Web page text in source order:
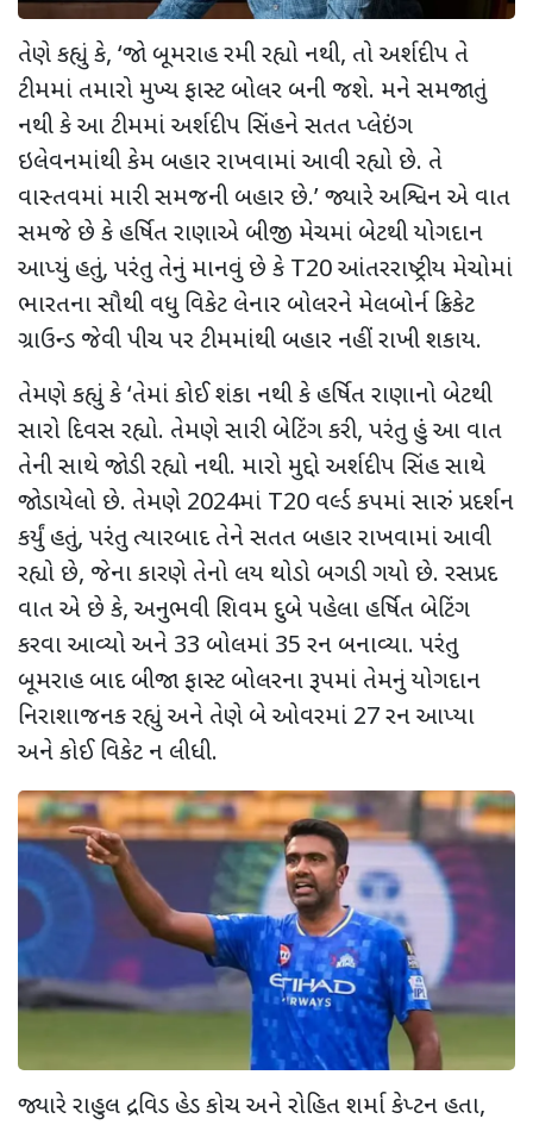
તેણે કહ્યું કે, ‘જો બૂમરાહ રમી રહ્યો નથી, તો અર્શદીપ તે
ટીમમાં તમારો મુખ્ય ફાસ્ટ બોલર બની જશે. મને સમજાતું
નથી કે આ ટીમમાં અર્શદીપ સિંહને સતત પ્લેઇંગ
ઇલેવનમાંથી કેમ બહાર રાખવામાં આવી રહ્યો છે. તે
વાસ્તવમાં મારી સમજની બહાર છે.’જ્યારે અશ્વિન એ વાત
સમજે છે કે હર્ષિત રાણાએ બીજી મેચમાં બેટથી યોગદાન
આપ્યું હતું, પરંતુ તેનું માનવું છે કે T20આંતરરાષ્ટ્રીય મેચોમાં
ભારતના સૌથી વધુ વિકેટ લેનાર બોલરને મેલબોર્ન ક્રિકેટ
ગ્રાઉન્ડ જેવી પીચ પર ટીમમાંથી બહાર નહીં રાખી શકાય.
તેમણે કહ્યું કે‘તેમાં કોઈ શંકા નથી કે હર્ષિત રાણાનો બેટથી
સારો દિવસ રહ્યો. તેમણે સારી બેટિંગ કરી, પરંતુ હું આ વાત
તેની સાથે જોડી રહ્યો નથી. મારો મુદ્દો અર્શદીપ સિંહ સાથે
જોડાયેલો છે. તેમણે 2024માં T20 વર્લ્ડ કપમાં સારું પ્રદર્શન
કર્યું હતું, પરંતુ ત્યારબાદ તેને સતત બહાર રાખવામાં આવી
રહ્યો છે, જેના કારણે તેનો લય થોડો બગડી ગયો છે. રસપ્રદ
વાત એ છે કે, અનુભવી શિવમ દુબે પહેલા હર્ષિત બેટિંગ
કરવા આવ્યો અને 33 બોલમાં 35 રન બનાવ્યા. પરંતુ
બૂમરાહ બાદ બીજા ફાસ્ટ બોલરના રૂપમાં તેમનું યોગદાન
નિરાશાજનક રહ્યું અને તેણે બે ઓવરમાં 27રન આપ્યા
અને કોઈ વિકેટ ન લીધી.
જ્યારે રાહુલ દ્રવિડ હેડ કોચ અને રોહિત શર્મા કેપ્ટન હતા,